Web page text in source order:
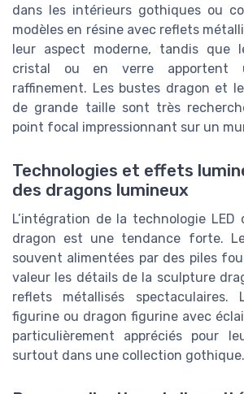
dans les intérieurs gothiques ou
modèles en résine avec reflets
leur aspect moderne, tandis que
cristal ou en verre apportent
raffinement. Les bustes dragon et
de grande taille sont très
point focal impressionnant sur un
Technologies et effets
des dragons lumineux
L’intégration de la technologie LED
dragon est une tendance forte.
souvent alimentées par des piles
valeur les détails de la sculpture
reflets métallisés spectaculaires.
figurine ou dragon figurine avec
particulièrement appréciés pour
surtout dans une collection gothique.